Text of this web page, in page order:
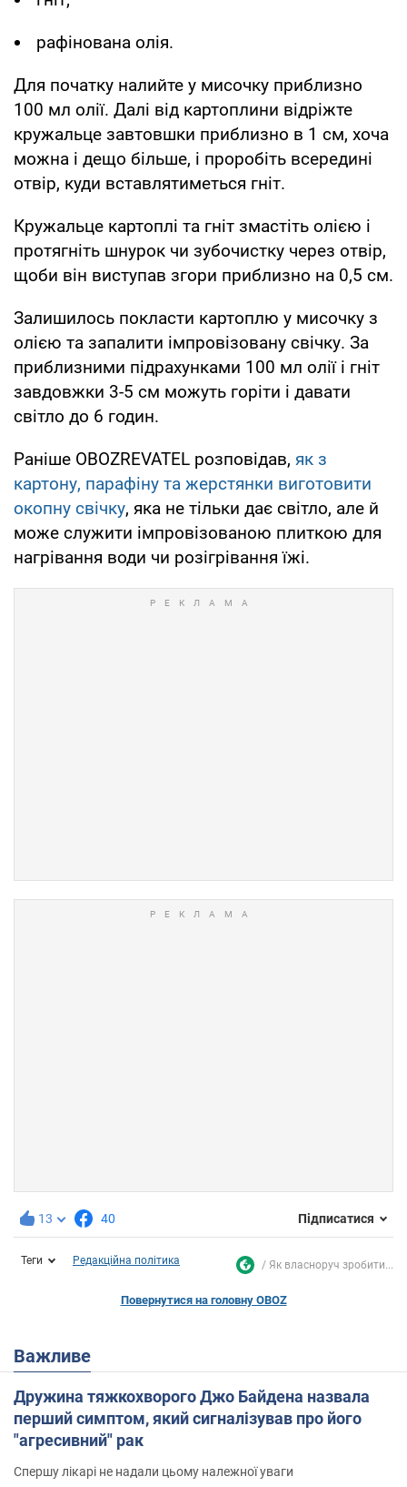
рафінована олія.
Для початку налийте у мисочку приблизно
100 мл олії. Далі від картоплини відріжте
кружальце завтовшки приблизно в 1 см, хоча
можна і дещо більше, і проробіть всередині
отвір, куди вставлятиметься гніт.
Кружальце картоплі та гніт змастіть олією і
протягніть шнурок чи зубочистку через отвір,
щоби він виступав згори приблизно на 0,5 см.
Залишилось покласти картоплю у мисочку з
олією та запалити імпровізовану свічку. За
приблизними підрахунками 100 мл олії і гніт
завдовжки 3-5 см можуть горіти і давати
світло до 6 годин.
Раніше OBOZREVATEL розповідав, як з
картону, парафіну та жерстянки виготовити
окопну свічку, яка не тільки дає світло, але й
може служити імпровізованою плиткою для
нагрівання води чи розігрівання їжі.
13 40 Підписатися
Теги Редакційна політика Як власноруч зробити...
Повернутися на головну OBOZ
Важливе
Дружина тяжкохворого Джо Байдена назвала
перший симптом, який сигналізував про його
"агресивний" рак
Спершу лікарі не надали цьому належної уваги